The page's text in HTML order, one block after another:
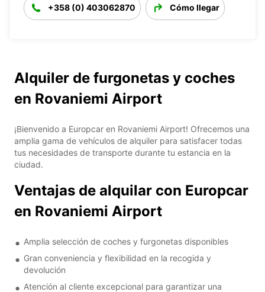
+358 (0) 403062870 Cómo llegar
Alquiler de furgonetas y coches
en Rovaniemi Airport
¡Bienvenido a Europcar en Rovaniemi Airport! Ofrecemos una
amplia gama de vehículos de alquiler para satisfacer todas
tus necesidades de transporte durante tu estancia en la
ciudad.
Ventajas de alquilar con Europcar
en Rovaniemi Airport
Amplia selección de coches y furgonetas disponibles
Gran conveniencia y flexibilidad en la recogida y
devolución
Atención al cliente excepcional para garantizar una